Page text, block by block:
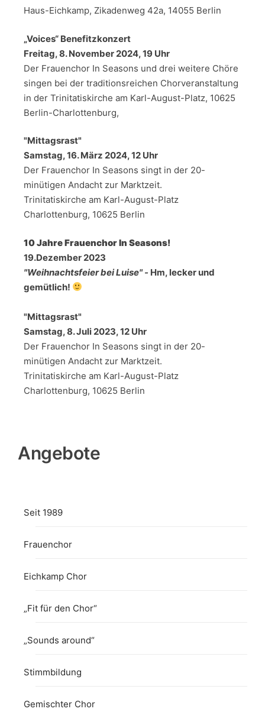
Haus-Eichkamp, Zikadenweg 42a, 14055 Berlin
„Voices“ Benefitzkonzert
Freitag, 8. November 2024, 19 Uhr
Der Frauenchor In Seasons und drei weitere Chöre
singen bei der traditionsreichen Chorveranstaltung
in der Trinitatiskirche am Karl-August-Platz, 10625
Berlin-Charlottenburg,
"Mittagsrast"
Samstag, 16. März 2024,12 Uhr
Der Frauenchor In Seasons singt in der 20-
minütigen Andacht zur Marktzeit.
Trinitatiskirche am Karl-August-Platz
Charlottenburg, 10625 Berlin
10 Jahre Frauenchor In Seasons!
19.Dezember 2023
"Weihnachtsfeier bei Luise" - Hm, lecker und
gemütlich!
"Mittagsrast"
Samstag, 8. Juli 2023,12 Uhr
Der Frauenchor In Seasons singt in der 20-
minütigen Andacht zur Marktzeit.
Trinitatiskirche am Karl-August-Platz
Charlottenburg, 10625 Berlin
Angebote
Seit 1989
Frauenchor
Eichkamp Chor
„Fit für den Chor“
„Sounds around“
Stimmbildung
Gemischter Chor